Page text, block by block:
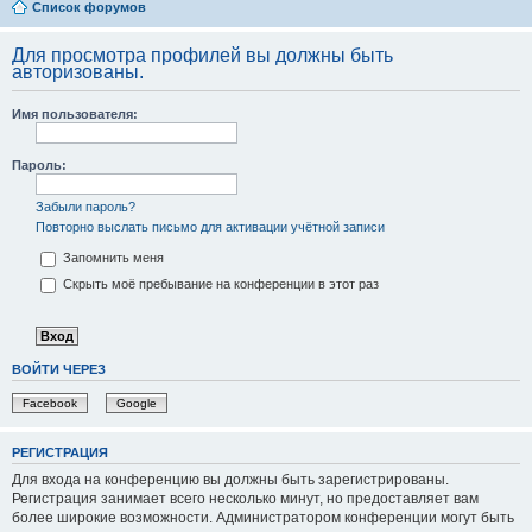
Список форумов
Для просмотра профилей вы должны быть
авторизованы.
Имя пользователя:
Пароль:
Забыли пароль?
Повторно выслать письмо для активации учётной записи
Запомнить меня
Скрыть моё пребывание на конференции в этот раз
ВОЙТИ ЧЕРЕЗ
Facebook Google
РЕГИСТРАЦИЯ
Для входа на конференцию вы должны быть зарегистрированы.
Регистрация занимает всего несколько минут, но предоставляет вам
более широкие возможности. Администратором конференции могут быть